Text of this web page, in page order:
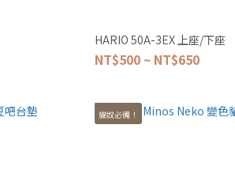
HARIO 50A-3EX 上座/下座
NT$500 ~ NT$650
貓奴必備！